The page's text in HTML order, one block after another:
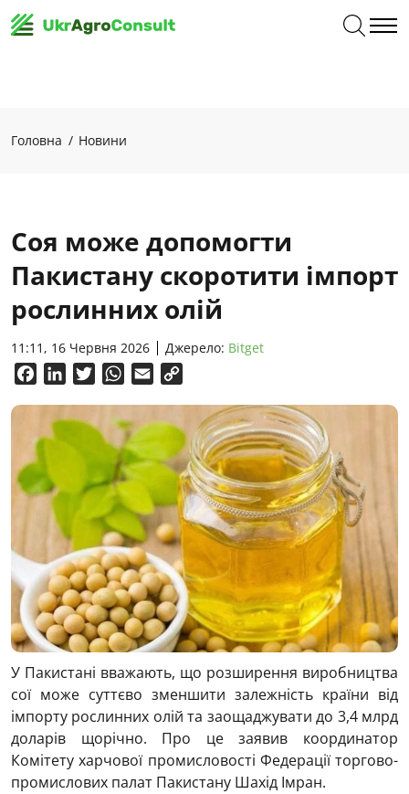
Головна Новини
Соя може допомогти
Пакистану скоротити імпорт
рослинних олій
11:11, 16 Червня 2026 Джерело: Вitget
FacebookLinkedInTwitterWhatsApp
Email
У Пакистані вважають, що розширення виробництва
сої може суттєво зменшити залежність країни від
імпорту рослинних олій та заощаджувати до 3,4 млрд
доларів щорічно. Про це заявив координатор
Комітету харчової промисловості Федерації торгово-
промислових палат Пакистану Шахід Імран.